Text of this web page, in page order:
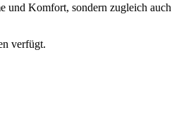
und Komfort, sondern zugleich auch
verfügt.